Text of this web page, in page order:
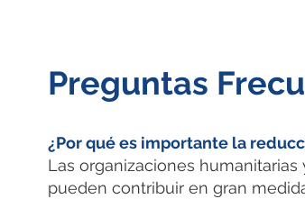
¿Por qué es importante la
Las organizaciones humanitarias
pueden contribuir en gran
Preguntas